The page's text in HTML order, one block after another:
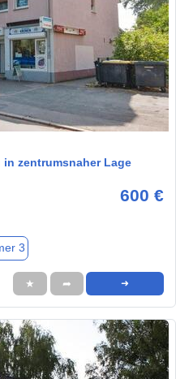
1 / 11
zentrumsnaher Lage
600 €
3
★ ➦ ➜